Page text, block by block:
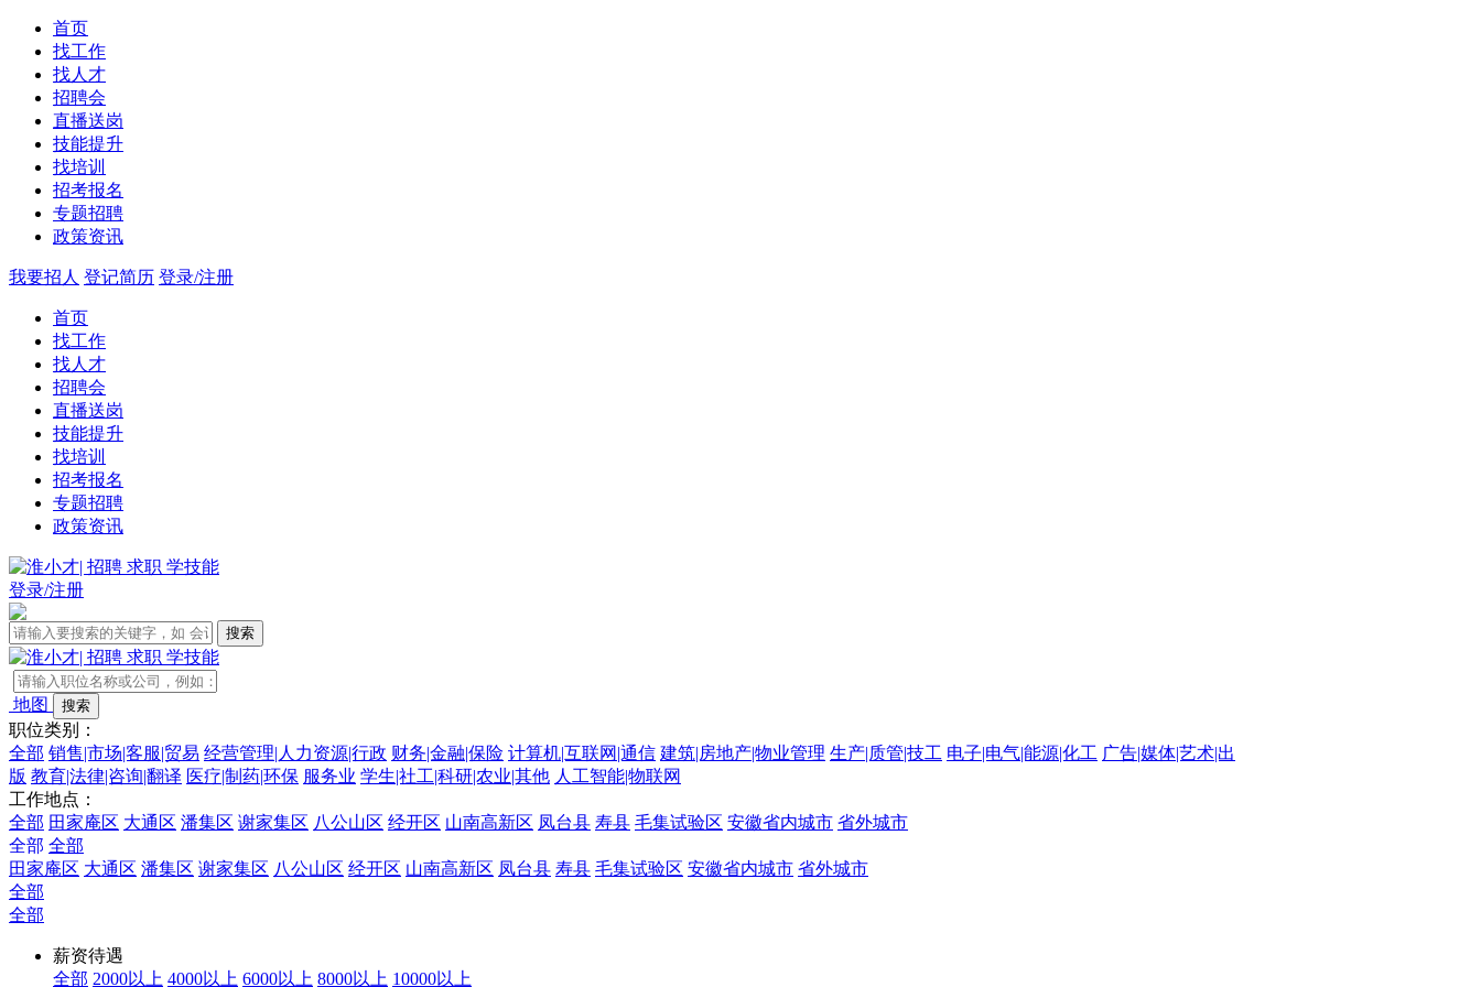
首页
找工作
找人才
招聘会
直播送岗
技能提升
找培训
招考报名
专题招聘
政策资讯
我要招人 登记简历 登录/注册
首页
找工作
找人才
招聘会
直播送岗
技能提升
找培训
招考报名
专题招聘
政策资讯
登录/注册
地图
职位类别：
全部 销售|市场|客服|贸易 经营管理|人力资源|行政 财务|金融|保险 计算机|互联网|通信 建筑|房地产|物业管理 生产|质管|技工 电子|电气|能源|化工 广告|媒体|艺术|出
版 教育|法律|咨询|翻译 医疗|制药|环保 服务业 学生|社工|科研|农业|其他 人工智能|物联网
工作地点：
全部 田家庵区 大通区 潘集区 谢家集区 八公山区 经开区 山南高新区 凤台县 寿县 毛集试验区 安徽省内城市 省外城市
全部 全部
田家庵区 大通区 潘集区 谢家集区 八公山区 经开区 山南高新区 凤台县 寿县 毛集试验区 安徽省内城市 省外城市
全部
全部
薪资待遇
全部 2000以上 4000以上 6000以上 8000以上 10000以上